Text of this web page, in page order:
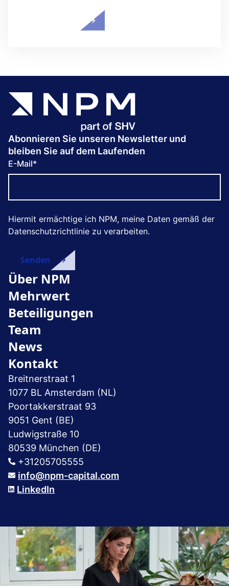
Abonnieren Sie unseren Newsletter und
bleiben Sie auf dem Laufenden
E-Mail*
Hiermit ermächtige ich NPM, meine Daten gemäß der
Datenschutzrichtlinie zu verarbeiten.
Über NPM
Mehrwert
Beteiligungen
Team
News
Kontakt
Breitnerstraat 1
1077 BL Amsterdam (NL)
Poortakkerstraat 93
9051 Gent (BE)
Ludwigstraße 10
80539 München (DE)
+31205705555
info@npm-capital.com
LinkedIn